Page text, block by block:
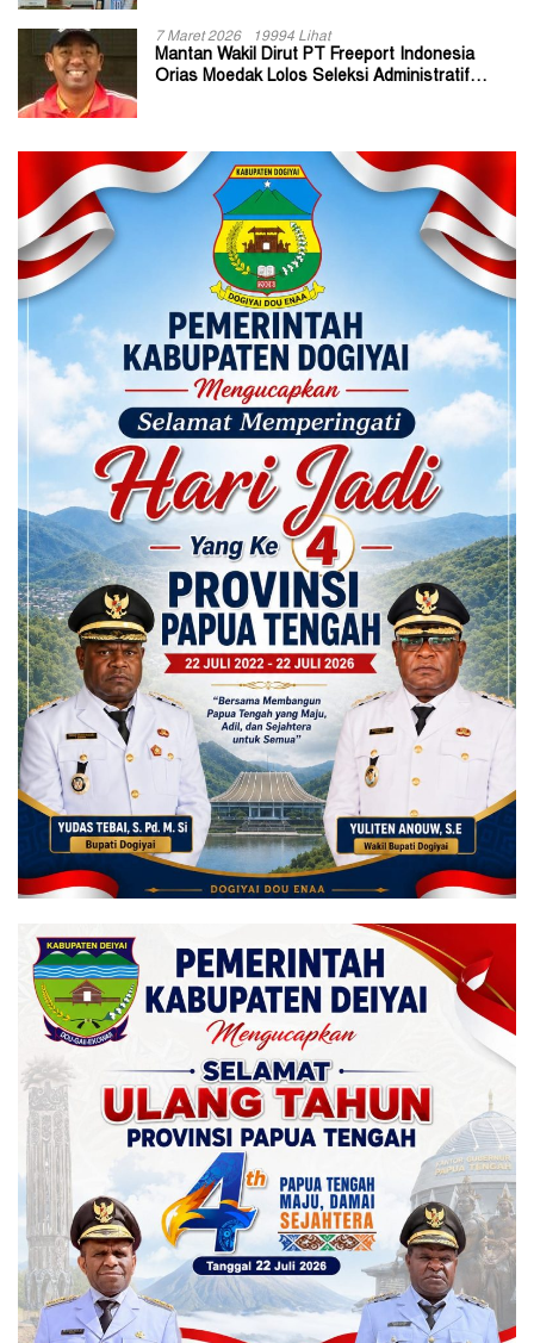
7 Maret 2026 19994 Lihat
Mantan Wakil Dirut PT Freeport Indonesia
Orias Moedak Lolos Seleksi Administratif